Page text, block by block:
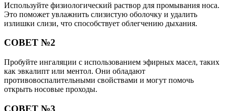
Используйте физиологический раствор для промывания носа.
Это поможет увлажнить слизистую оболочку и удалить
излишки слизи, что способствует облегчению дыхания.
СОВЕТ №2
Пробуйте ингаляции с использованием эфирных масел, таких
как эвкалипт или ментол. Они обладают
противовоспалительными свойствами и могут помочь
открыть носовые проходы.
СОВЕТ №3